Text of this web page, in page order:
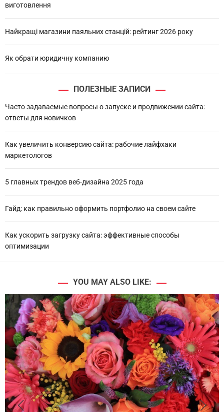
виготовлення
Найкращі магазини паяльних станцій: рейтинг 2026 року
Як обрати юридичну компанию
ПОЛЕЗНЫЕ ЗАПИСИ
Часто задаваемые вопросы о запуске и продвижении сайта:
ответы для новичков
Как увеличить конверсию сайта: рабочие лайфхаки
маркетологов
5 главных трендов веб-дизайна 2025 года
Гайд: как правильно оформить портфолио на своем сайте
Как ускорить загрузку сайта: эффективные способы
оптимизации
YOU MAY ALSO LIKE: